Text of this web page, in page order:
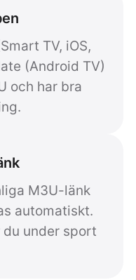
TV, iOS,
(Android TV)
och har bra
M3U-länk
automatiskt.
du under sport